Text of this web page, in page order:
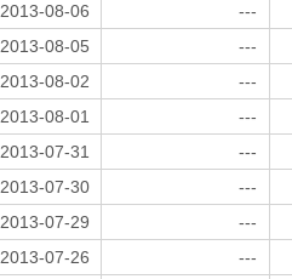
2013-08-06
---
2013-08-05
---
2013-08-02
---
2013-08-01
---
2013-07-31
---
2013-07-30
---
2013-07-29
---
2013-07-26
---